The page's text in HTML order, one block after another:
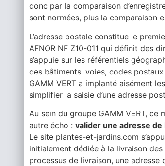
donc par la comparaison
sont normées, plus la comparaison
L’adresse postale constitue le
AFNOR NF Z10-011 qui définit des
s’appuie sur les référentiels
des bâtiments, voies, codes
GAMM VERT a implanté aisément
simplifier la saisie d’une adresse
Au sein du groupe GAMM VERT, ce
autre écho : valider une adresse de
Le site plantes-et-jardins.com
initialement dédiée à la livraison des
processus de livraison, une